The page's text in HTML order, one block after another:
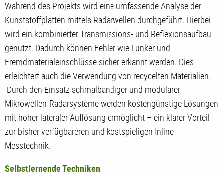
Während des Projekts wird eine umfassende Analyse der
Kunststoffplatten mittels Radarwellen durchgeführt. Hierbei
wird ein kombinierter Transmissions- und Reflexionsaufbau
genutzt. Dadurch können Fehler wie Lunker und
Fremdmaterialeinschlüsse sicher erkannt werden. Dies
erleichtert auch die Verwendung von recycelten Materialien.
Durch den Einsatz schmalbandiger und modularer
Mikrowellen-Radarsysteme werden kostengünstige Lösungen
mit hoher lateraler Auflösung ermöglicht – ein klarer Vorteil
zur bisher verfügbareren und kostspieligen Inline-
Messtechnik.
Selbstlernende Techniken